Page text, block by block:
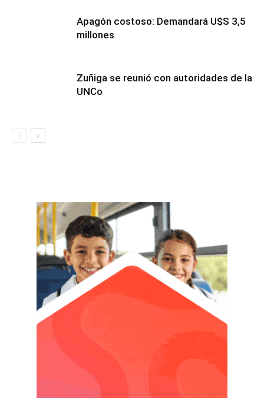
Apagón costoso: Demandará U$S 3,5
millones
Zuñiga se reunió con autoridades de la
UNCo